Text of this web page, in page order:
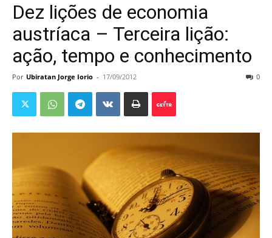
Dez lições de economia
austríaca – Terceira lição:
ação, tempo e conhecimento
Por Ubiratan Jorge Iorio - 17/09/2012 0